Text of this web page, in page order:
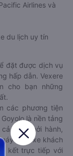
Airlines và
du lịch uy tín
đặt được dịch vụ
hấp dẫn. Vexere
cho bạn những
các phương tiện
là nền tảng
giờ khởi hành,
bay, xe khách
kết trực tiếp với